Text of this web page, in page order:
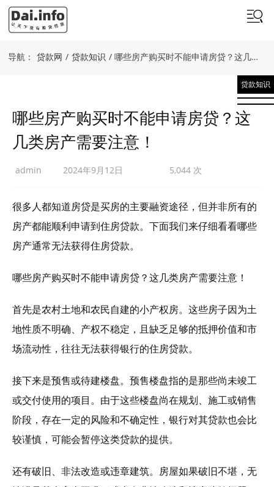
导航： 贷款网 / 贷款知识 / 哪些房产购买时不能申请房贷？这几类房产需要注意！
贷款知识
哪些房产购买时不能申请房贷？这
几类房产需要注意！
admin 2024年9月12日 5,044 次
很多人都知道房贷是买房的主要融资途径，但并非所有的
房产都能顺利申请到住房贷款。下面我们来仔细看看哪些
房产通常无法获得住房贷款。
哪些房产购买时不能申请房贷？这几类房产需要注意！
首先是农村土地和农民自建的小产权房。这些房子因为土
地性质不明确、产权不稳定，且缺乏足够的抵押价值和市
场流动性，往往无法获得银行的住房贷款。
接下来是预售或待建楼盘。预售楼盘指的是那些尚未竣工
或交付使用的项目。由于这些楼盘尚在规划、施工或销售
阶段，存在一定的风险和不确定性，银行对其贷款也会比
较谨慎，可能会暂停这类贷款的提供。
还有破旧、非法改造或违章建筑。房屋如果破旧不堪，无